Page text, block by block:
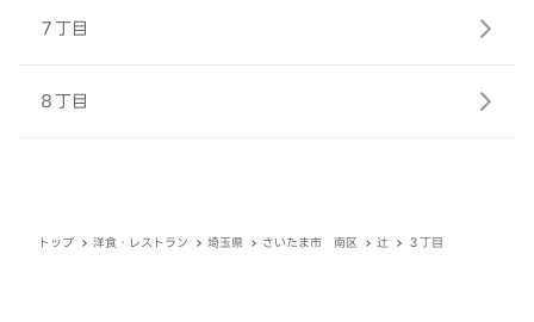
７丁目
８丁目
トップ 洋食・レストラン 埼玉県 さいたま市 南区 辻 ３丁目